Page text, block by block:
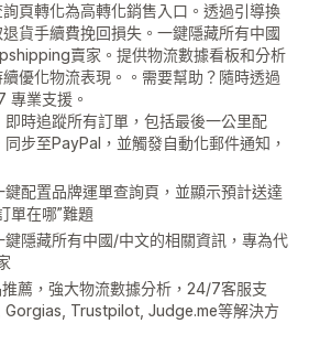
頁轉化為高轉化銷售入口。透過引導換
貨手續費挽回損失。一鍵隱藏所有中國
賣家。提供物流數據看板和分析
優化物流表現。。需要幫助？隨時透過
專業支援。
即時追蹤所有訂單，包括最後一公里配
步至PayPal，並觸發自動化郵件通知，
配置品牌運單查詢頁，並顯示預計送達
單在哪”難題
鍵隱藏所有中國/中文的相關資訊，專為代
薦，強大物流數據分析，24/7客服支
Gorgias, Trustpilot, Judge.me等解決方